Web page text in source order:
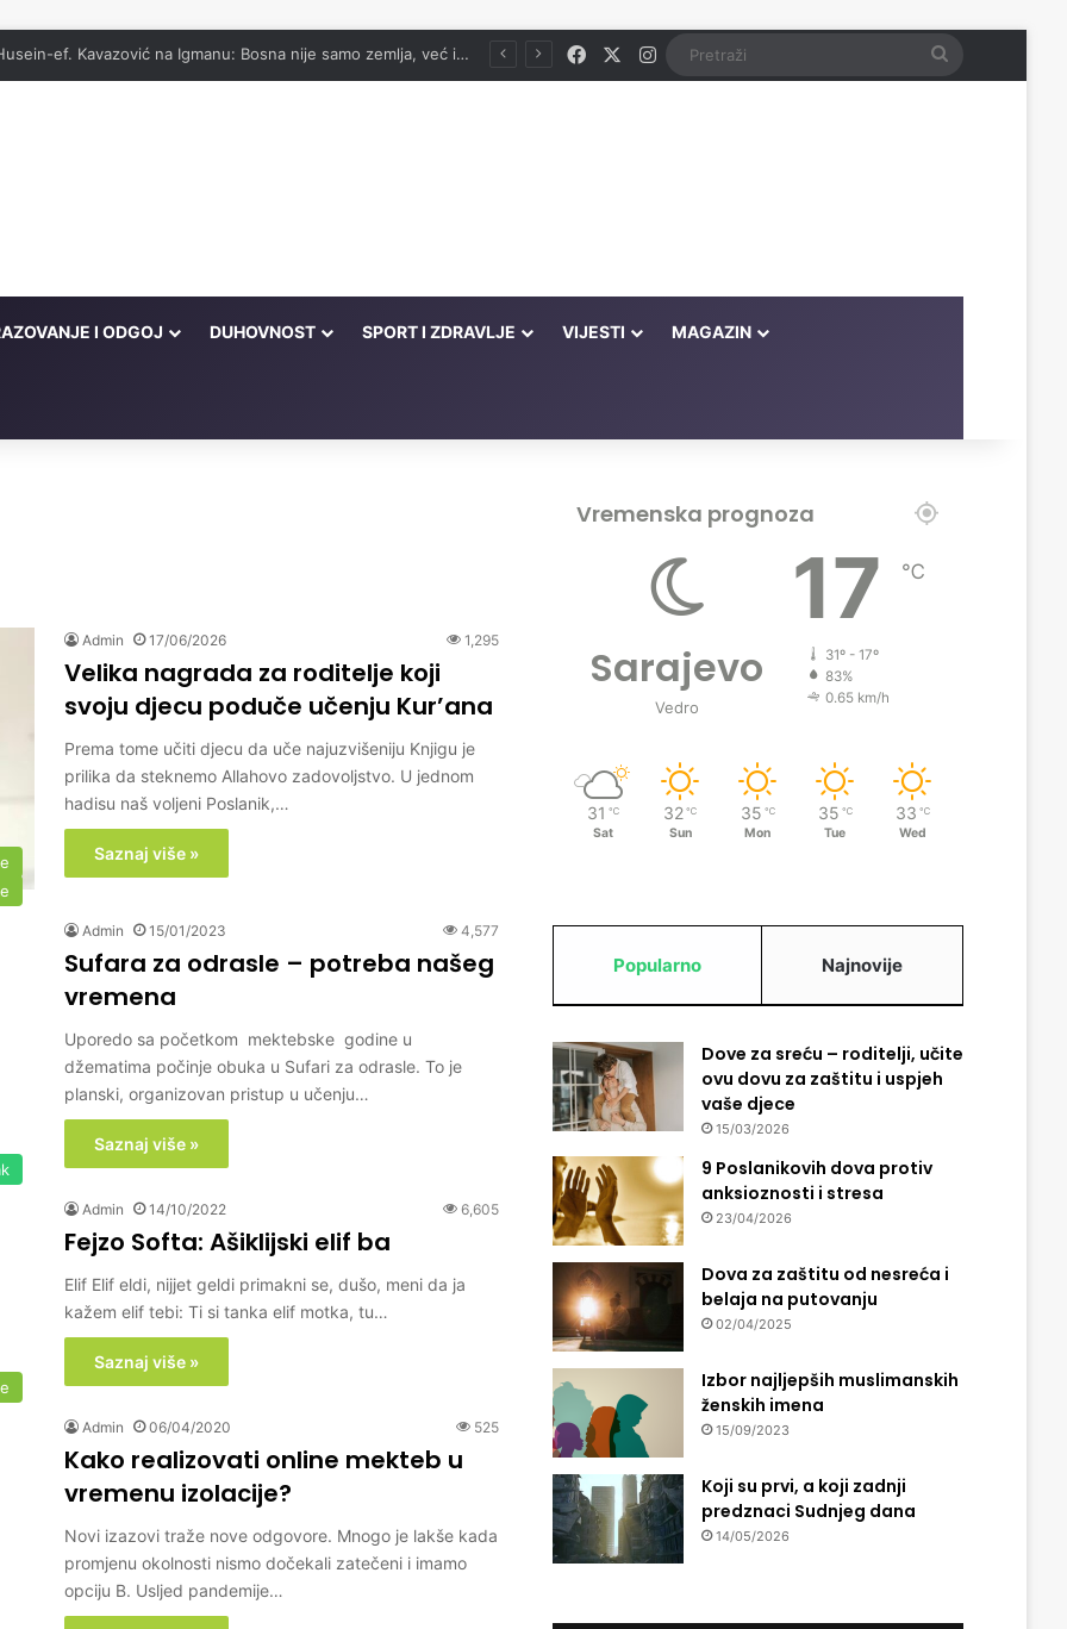
Hutba Reisul-uleme Husein-ef. Kavazović na Igmanu: Bosna nije samo zemlja, već ideja za koju se živi FacebookInstagram Pretraži
I ODGOJ DUHOVNOST SPORT I ZDRAVLJE VIJESTI MAGAZIN
Admin 17/06/2026 1,295
Velika nagrada za roditelje koji
svoju djecu poduče učenju Kur’ana
Prema tome učiti djecu da uče najuzvišeniju Knjigu je
prilika da steknemo Allahovo zadovoljstvo. U jednom
hadisu naš voljeni Poslanik,…
Saznaj više »
Admin 15/01/2023 4,577
Sufara za odrasle – potreba našeg
vremena
Uporedo sa početkom mektebske godine u
džematima počinje obuka u Sufari za odrasle. To je
planski, organizovan pristup u učenju…
Saznaj više »
Admin 14/10/2022 6,605
Fejzo Softa: Ašiklijski elif ba
Elif Elif eldi, nijjet geldi primakni se, dušo, meni da ja
kažem elif tebi: Ti si tanka elif motka, tu…
Saznaj više »
Admin 06/04/2020 525
Kako realizovati online mekteb u
vremenu izolacije?
Novi izazovi traže nove odgovore. Mnogo je lakše kada
promjenu okolnosti nismo dočekali zatečeni i imamo
opciju B. Usljed pandemije…
Vremenska prognoza
Sarajevo
Vedro
17 ℃
31º - 17º
83%
0.65 km/h
31 ℃
Sat
32 ℃
Sun
35 ℃
Mon
35 ℃
Tue
33 ℃
Wed
Popularno Najnovije
Dove za sreću – roditelji, učite
ovu dovu za zaštitu i uspjeh
vaše djece
15/03/2026
9 Poslanikovih dova protiv
anksioznosti i stresa
23/04/2026
Dova za zaštitu od nesreća i
belaja na putovanju
02/04/2025
Izbor najljepših muslimanskih
ženskih imena
15/09/2023
Koji su prvi, a koji zadnji
predznaci Sudnjeg dana
14/05/2026